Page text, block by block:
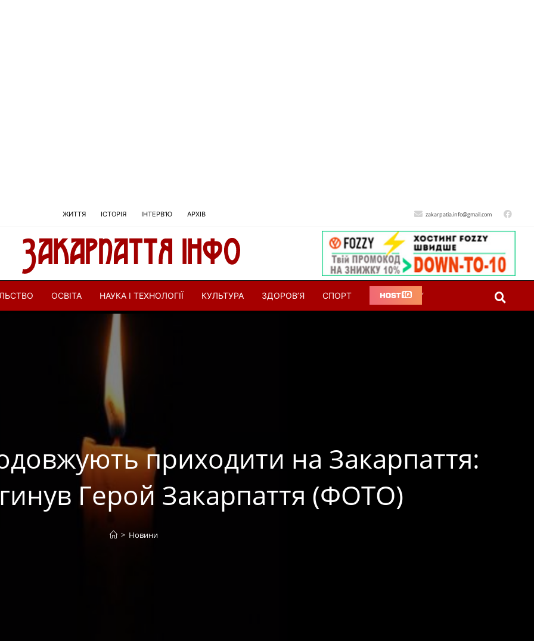
ЖИТТЯ ІСТОРІЯ ІНТЕРВ’Ю АРХІВ zakarpatia.info@gmail.com
ОСВІТА НАУКА І ТЕХНОЛОГІЇ КУЛЬТУРА ЗДОРОВ’Я СПОРТ ‘
приходити на Закарпаття:
Герой Закарпаття (ФОТО)
> Новини